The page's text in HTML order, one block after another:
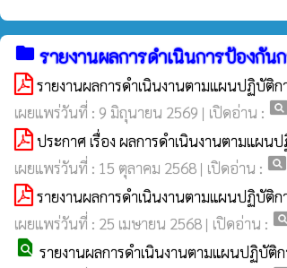
folder รายงานผลการดำเนินการป้องกัน
รายงานผลการดำเนินงานตามแผนปฏิบัติ
เผยแพร่วันที่ : 9 มิถุนายน 2569 | เปิดอ่าน : pageview
ประกาศ เรื่อง ผลการดำเนินงานตามแผ
เผยแพร่วันที่ : 15 ตุลาคม 2568 | เปิดอ่าน : pageview
รายงานผลการดำเนินงานตามแผนปฏิบัติ
เผยแพร่วันที่ : 25 เมษายน 2568 | เปิดอ่าน :
find_in_page รายงานผลการดำเนินงานตามแผนปฏิบัติ